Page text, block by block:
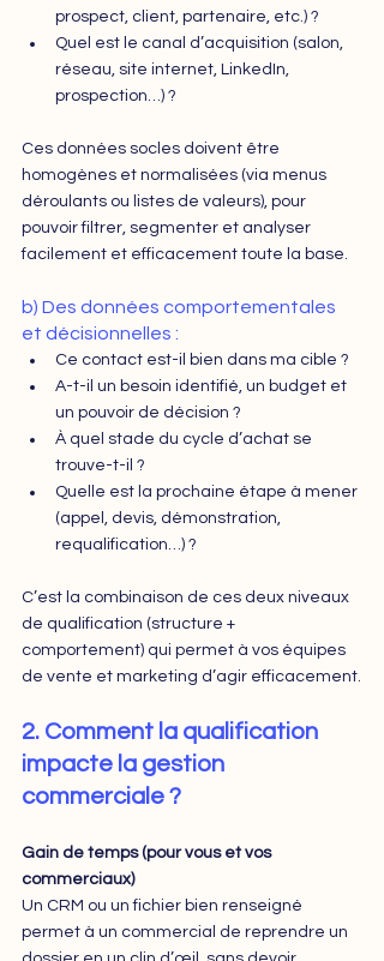
prospect, client, partenaire, etc.) ?
Quel est le canal d’acquisition (salon,
réseau, site internet, LinkedIn,
prospection…) ?
Ces données socles doivent être
homogènes et normalisées (via menus
déroulants ou listes de valeurs), pour
pouvoir filtrer, segmenter et analyser
facilement et efficacement toute la base.
b) Des données comportementales
et décisionnelles :
Ce contact est-il bien dans ma cible ?
A-t-il un besoin identifié, un budget et
un pouvoir de décision ?
À quel stade du cycle d’achat se
trouve-t-il ?
Quelle est la prochaine étape à mener
(appel, devis, démonstration,
requalification…) ?
C’est la combinaison de ces deux niveaux
de qualification (structure +
comportement) qui permet à vos équipes
de vente et marketing d’agir efficacement.
2. Comment la qualification
impacte la gestion
commerciale ?
Gain de temps (pour vous et vos
commerciaux)
Un CRM ou un fichier bien renseigné
permet à un commercial de reprendre un